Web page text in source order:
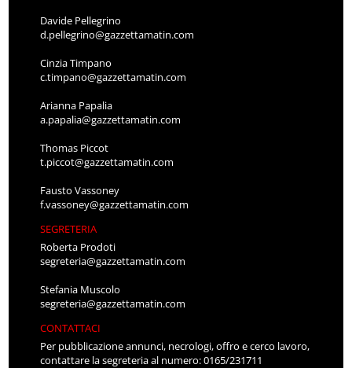
Davide Pellegrino
d.pellegrino@gazzettamatin.com
Cinzia Timpano
c.timpano@gazzettamatin.com
Arianna Papalia
a.papalia@gazzettamatin.com
Thomas Piccot
t.piccot@gazzettamatin.com
Fausto Vassoney
f.vassoney@gazzettamatin.com
SEGRETERIA
Roberta Prodoti
segreteria@gazzettamatin.com
Stefania Muscolo
segreteria@gazzettamatin.com
CONTATTACI
Per pubblicazione annunci, necrologi, offro e cerco lavoro,
contattare la segreteria al numero: 0165/231711